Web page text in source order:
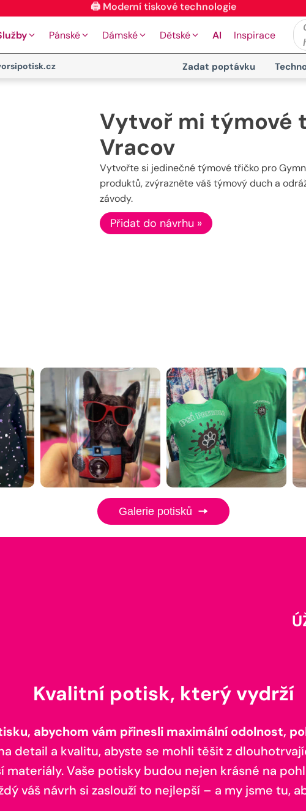
🖨️ Moderní tiskové technologie
Pánské Dámské Dětské AI Inspirace
Zadat poptávku
Vytvoř mi týmové
Vracov
Vytvořte si jedinečné týmové třičko pro
produktů, zvýrazněte váš týmový duch a
závody.
Přidat do návrhu »
Galerie potisků
Kvalitní potisk, který vydrží
abychom vám přinesli maximální odolnost,
detail a kvalitu, abyste se mohli těšit z
materiály. Vaše potisky budou nejen krásné na
váš návrh si zaslouží to nejlepší – a my jsme tu,